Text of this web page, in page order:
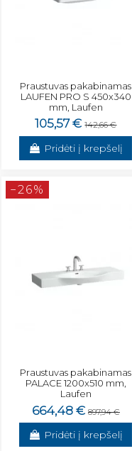
Praustuvas pakabinamas
LAUFEN PRO S 450x340
mm, Laufen
105,57 € 142,66 €
Pridėti į krepšelį
−26%
Praustuvas pakabinamas
PALACE 1200x510 mm,
Laufen
664,48 € 897,94 €
Pridėti į krepšelį